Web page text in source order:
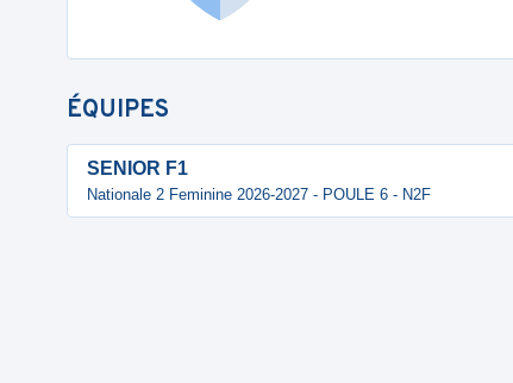
ÉQUIPES
SENIOR F1
Nationale 2 Feminine 2026-2027 - POULE 6 - N2F